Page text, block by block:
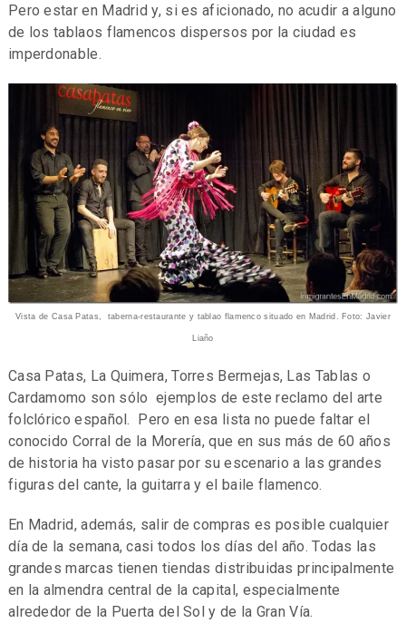
Pero estar en Madrid y, si es aficionado, no acudir a alguno
de los tablaos flamencos dispersos por la ciudad es
imperdonable.
Vista de Casa Patas, taberna-restaurante y tablao flamenco situado en Madrid. Foto: Javier
Liaño
Casa Patas, La Quimera, Torres Bermejas, Las Tablas o
Cardamomo son sólo ejemplos de este reclamo del arte
folclórico español. Pero en esa lista no puede faltar el
conocido Corral de la Morería, que en sus más de 60 años
de historia ha visto pasar por su escenario a las grandes
figuras del cante, la guitarra y el baile flamenco.
En Madrid, además, salir de compras es posible cualquier
día de la semana, casi todos los días del año. Todas las
grandes marcas tienen tiendas distribuidas principalmente
en la almendra central de la capital, especialmente
alrededor de la Puerta del Sol y de la Gran Vía.